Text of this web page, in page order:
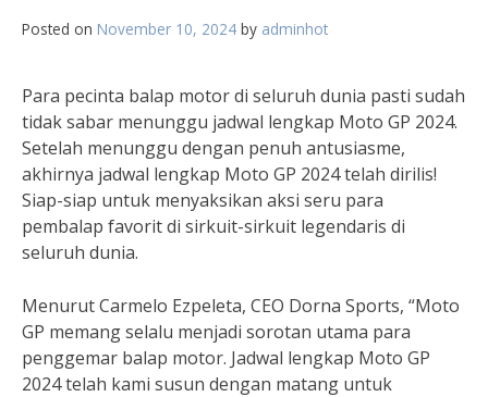
Posted on November 10, 2024 by adminhot
Para pecinta balap motor di seluruh dunia pasti sudah
tidak sabar menunggu jadwal lengkap Moto GP 2024.
Setelah menunggu dengan penuh antusiasme,
akhirnya jadwal lengkap Moto GP 2024 telah dirilis!
Siap-siap untuk menyaksikan aksi seru para
pembalap favorit di sirkuit-sirkuit legendaris di
seluruh dunia.
Menurut Carmelo Ezpeleta, CEO Dorna Sports, “Moto
GP memang selalu menjadi sorotan utama para
penggemar balap motor. Jadwal lengkap Moto GP
2024 telah kami susun dengan matang untuk